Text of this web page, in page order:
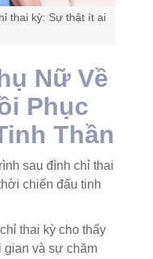
thai kỳ: Sự thật ít ai
Nữ Về
Phục
Thần
sau đình chỉ thai
chiến đấu tinh
thai kỳ cho thấy
gian và sự chăm